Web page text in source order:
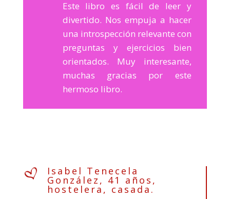
Este libro es fácil de leer y
divertido. Nos empuja a hacer
una introspección relevante con
preguntas y ejercicios bien
orientados. Muy interesante,
muchas gracias por este
hermoso libro.
Isabel Tenecela
González, 41 años,
hostelera, casada.